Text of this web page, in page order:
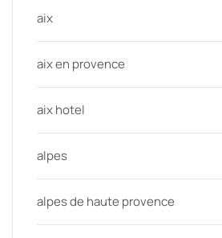
aix
aix en provence
aix hotel
alpes
alpes de haute provence